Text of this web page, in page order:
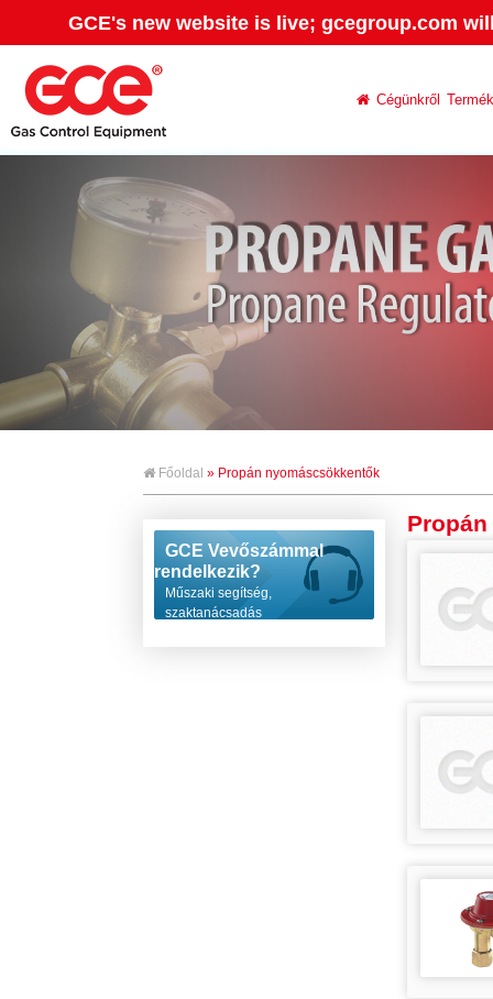
GCE's new website is live; gcegroup.com
Cégünkről
Főoldal » Propán nyomáscsökkentők
GCE Vevőszámmal
rendelkezik?
Műszaki segítség,
szaktanácsadás